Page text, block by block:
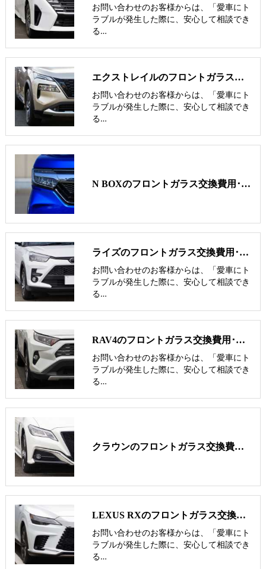
お問い合わせのお客様からは、「愛車にト
ラブルが発生した際に、安心して相談でき
る…
エクストレイルのフロントガラス交換費用･飛び石修理費用･低価格ガラス紹介
お問い合わせのお客様からは、「愛車にト
ラブルが発生した際に、安心して相談でき
る…
N BOXのフロントガラス交換費用･飛び石修理費用･低価格ガラス紹介
ライズのフロントガラス交換費用･飛び石修理費用･低価格ガラス紹介
お問い合わせのお客様からは、「愛車にト
ラブルが発生した際に、安心して相談でき
る…
RAV4のフロントガラス交換費用･飛び石修理費用･低価格ガラス紹介
お問い合わせのお客様からは、「愛車にト
ラブルが発生した際に、安心して相談でき
る…
クラウンのフロントガラス交換費用･飛び石修理費用･低価格ガラス紹介
LEXUS RXのフロントガラス交換費用･飛び石修理費用･低価格ガラス紹介
お問い合わせのお客様からは、「愛車にト
ラブルが発生した際に、安心して相談でき
る…